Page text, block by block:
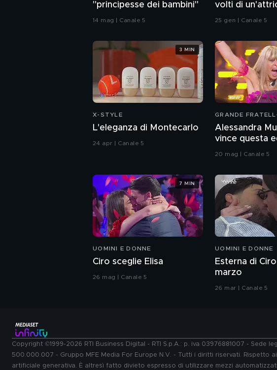
"principesse dei bambini"
14 mag | Canale 5
volti di
25 gen | Canale 5
X-STYLE
L'eleganza di Montecarlo
24 apr | Canale 5
3 MIN
GRANDE
Alessandra
vince questa
Grande
20 mag | Canale 5
UOMINI E DONNE
Ciro sceglie Elisa
26 mag | Canale 5
7 MIN
UOMINI E DONNE
Esterna di
marzo
26 mar | Canale 5
Copyright ©1999-2026 RTI Business Digital - RTI S.p.A.: p. iva 03976881007 - Sede
500.000.007 - Gruppo MFE Media For Europe N.V. - Tutti i diritti riservati.
artificiale generativa. È altresì fatto divieto espresso di utilizzare mezzi